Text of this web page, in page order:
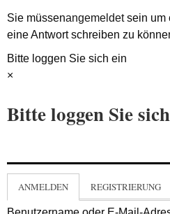
Sie müssenangemeldetsein um
eine Antwort schreiben zu
Bitte loggen Sie sich ein
×
Bitte loggen Sie
ANMELDEN REGISTRIERUNG